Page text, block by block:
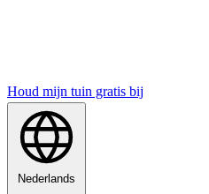
Houd mijn tuin gratis bij
Nederlands